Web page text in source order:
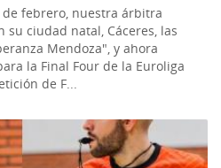
febrero, nuestra árbitra
ciudad natal, Cáceres, las
Mendoza", y ahora
la Final Four de la Euroliga
de F...